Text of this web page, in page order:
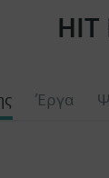
Έργα
HIT